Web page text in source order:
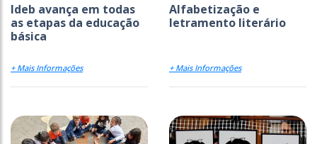
Ideb avança em todas
as etapas da educação
básica
+ Mais Informações
Alfabetização e
letramento literário
+ Mais Informações